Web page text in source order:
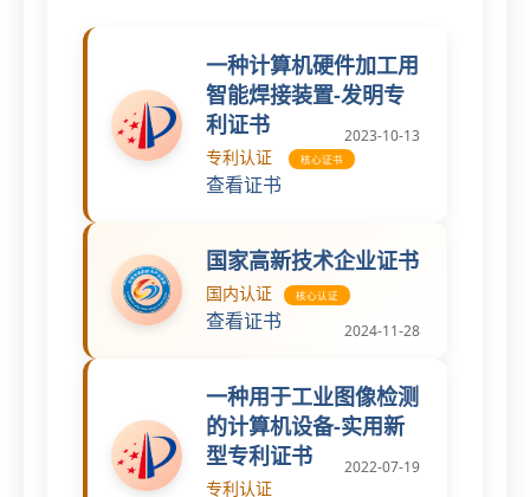
2023-10-13
一种计算机硬件加工用
智能焊接装置-发明专
利证书
专利认证 核心证书
查看证书
2024-11-28
国家高新技术企业证书
国内认证 核心认证
查看证书
2022-07-19
一种用于工业图像检测
的计算机设备-实用新
型专利证书
专利认证